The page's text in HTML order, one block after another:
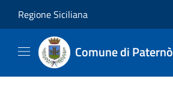
Regione Siciliana
Comune di Paternò